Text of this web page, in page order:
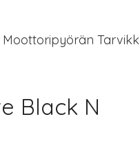
Moottoripyörän
Black N